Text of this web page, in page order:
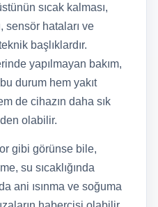
sıcak kalması,
sensör hataları ve
başlıklardır.
yapılmayan bakım,
durum hem yakıt
de cihazın daha sık
olabilir.
gibi görünse bile,
su sıcaklığında
ani ısınma ve soğuma